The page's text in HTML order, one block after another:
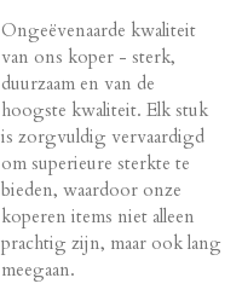
Ongeëvenaarde kwaliteit
van ons koper - sterk,
duurzaam en van de
hoogste kwaliteit. Elk stuk
is zorgvuldig vervaardigd
om superieure sterkte te
bieden, waardoor onze
koperen items niet alleen
prachtig zijn, maar ook lang
meegaan.